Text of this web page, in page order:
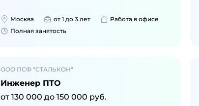
Москва от 1 до 3 лет
Работа в офисе
Полная занятость
ООО ПСФ "СТАЛЬКОН"
Инженер ПТО
от 130 000 до 150 000 руб.